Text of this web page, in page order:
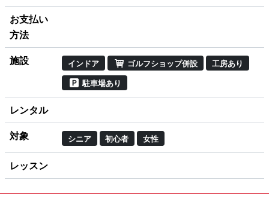
お支払い
方法
施設 インドア ゴルフショップ併設 工房あり
駐車場あり
レンタル
対象 シニア 初心者 女性
レッスン